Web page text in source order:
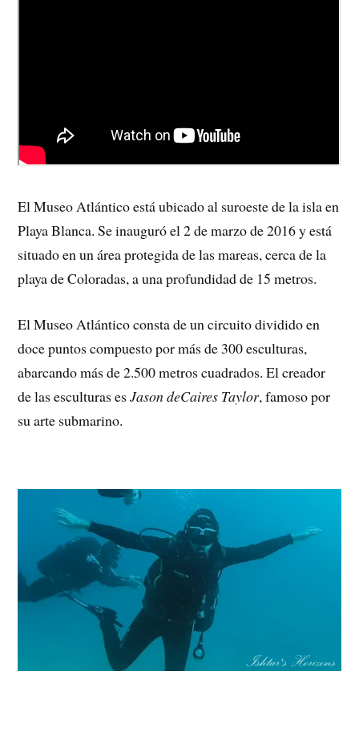
El Museo Atlántico está ubicado al suroeste de la isla en
Playa Blanca. Se inauguró el 2 de marzo de 2016 y está
situado en un área protegida de las mareas, cerca de la
playa de Coloradas, a una profundidad de 15 metros.
El Museo Atlántico consta de un circuito dividido en
doce puntos compuesto por más de 300 esculturas,
abarcando más de 2.500 metros cuadrados. El creador
de las esculturas esJason deCaires Taylor, famoso por
su arte submarino.